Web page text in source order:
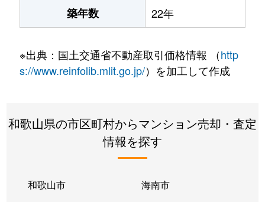
築年数 22年
※出典：国土交通省不動産取引価格情報 （http
s://www.reinfolib.mlit.go.jp/）を加工して作成
和歌山県の市区町村からマンション売却・査定
情報を探す
和歌山市 海南市